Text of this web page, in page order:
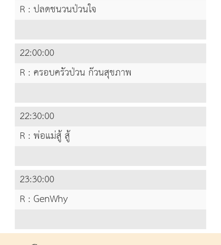
R : ปลดชนวนป่วนใจ
22:00:00
R : ครอบครัวป่วน ก๊วนสุขภาพ
22:30:00
R : พ่อแม่สู้ สู้
23:30:00
R : GenWhy